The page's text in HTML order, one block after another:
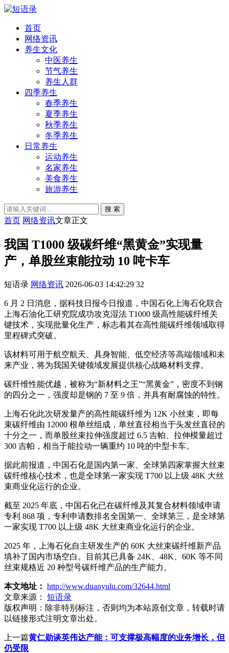
首页
网络资讯
养生文化
中医养生
节气养生
养生人群
四季养生
春季养生
夏季养生
秋季养生
冬季养生
日常养生
运动养生
名家养生
美食养生
旅游养生
搜 索
首页 网络资讯文章正文
我国 T1000 级碳纤维“黑黄金”实现量
产，单股丝束能拉动 10 吨卡车
短语录 网络资讯 2026-06-03 14:42:29 32
6 月 2 日消息，据科技日报今日报道，中国石化上海石化联合
上海石油化工研究院成功攻克湿法 T1000 级高性能碳纤维关
键技术，实现批量化生产，标志着其在高性能碳纤维领域取得
里程碑式突破。
该材料可用于航空航天、具身智能、低空经济等高端领域和未
来产业，将为我国关键领域发展提供核心战略材料支撑。
碳纤维性能优越，被称为“新材料之王”“黑黄金”，密度不到钢
的四分之一，强度却是钢的 7 至 9 倍，并具有耐腐蚀的特性。
上海石化此次研发量产的高性能碳纤维为 12K 小丝束，即每
束碳纤维由 12000 根单丝组成，单丝直径相当于头发丝直径的
十分之一，而单股丝束拉伸强度超过 6.5 吉帕、拉伸模量超过
300 吉帕，相当于能拉动一辆重约 10 吨的中型卡车。
据此前报道，中国石化是国内第一家、全球第四家掌握大丝束
碳纤维核心技术，也是全球第一家实现 T700 以上级 48K 大丝
束商业化运行的企业。
截至 2025 年底，中国石化已在碳纤维及其复合材料领域申请
专利 868 项，专利申请数排名全国第一、全球第三，是全球第
一家实现 T700 以上级 48K 大丝束商业化运行的企业。
2025 年，上海石化自主研发生产的 60K 大丝束碳纤维新产品
填补了国内市场空白。目前其已具备 24K、48K、60K 等不同
丝束规格近 20 种型号碳纤维产品的生产能力。
本文地址： http://www.duanyulu.com/32644.html
文章来源：
短语录
版权声明： 除非特别标注，否则均为本站原创文章，转载时请
以链接形式注明文章出处。
上一篇黄仁勋谈英伟达产能：可支撑极高幅度的业务增长，但
仍受限